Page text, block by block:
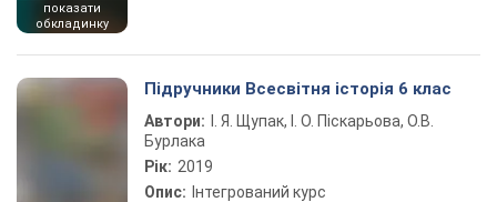
показати
обкладинку
Підручники Всесвітня історія 6 клас
Автори:
І. Я. Щупак, І. О. Піскарьова, О.В.
Бурлака
Рік: 2019
Опис: Інтегрований курс